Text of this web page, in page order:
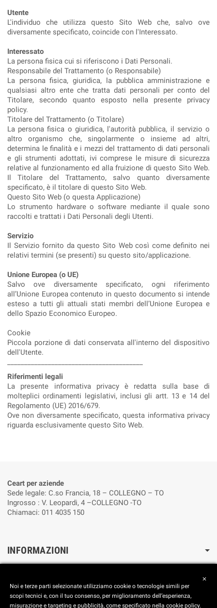
Utente
L'individuo che utilizza questo Sito Web che, salvo ove
diversamente specificato, coincide con l'Interessato.
Interessato
La persona fisica cui si riferiscono i Dati Personali.
Responsabile del Trattamento (o Responsabile)
La persona fisica, giuridica, la pubblica amministrazione e
qualsiasi altro ente che tratta dati personali per conto del
Titolare, secondo quanto esposto nella presente privacy
policy.
Titolare del Trattamento (o Titolare)
La persona fisica o giuridica, l'autorità pubblica, il servizio o
altro organismo che, singolarmente o insieme ad altri,
determina le finalità e i mezzi del trattamento di dati personali
e gli strumenti adottati, ivi comprese le misure di sicurezza
relative al funzionamento ed alla fruizione di questo Sito Web.
Il Titolare del Trattamento, salvo quanto diversamente
specificato, è il titolare di questo Sito Web.
Questo Sito Web (o questa Applicazione)
Lo strumento hardware o software mediante il quale sono
raccolti e trattati i Dati Personali degli Utenti.
Servizio
Il Servizio fornito da questo Sito Web così come definito nei
relativi termini (se presenti) su questo sito/applicazione.
Unione Europea (o UE)
Salvo ove diversamente specificato, ogni riferimento
all’Unione Europea contenuto in questo documento si intende
esteso a tutti gli attuali stati membri dell’Unione Europea e
dello Spazio Economico Europeo.
Cookie
Piccola porzione di dati conservata all'interno del dispositivo
dell'Utente.
Riferimenti legali
La presente informativa privacy è redatta sulla base di
molteplici ordinamenti legislativi, inclusi gli artt. 13 e 14 del
Regolamento (UE) 2016/679.
Ove non diversamente specificato, questa informativa privacy
riguarda esclusivamente questo Sito Web.
Ceart per aziende
Sede legale: C.so Francia, 18 – COLLEGNO – TO
Ingrosso : V. Leopardi, 4 –COLLEGNO -TO
Chiamaci: 011 4035 150
INFORMAZIONI
Privacy Policy
close
Noi e terze parti selezionate utilizziamo cookie o tecnologie simili per
scopi tecnici e, con il tuo consenso, per miglioramento dell’esperienza,
misurazione e targeting e pubblicità, come specificato nella cookie policy.